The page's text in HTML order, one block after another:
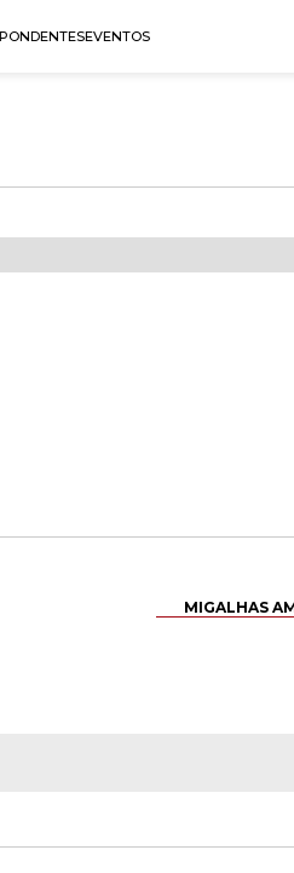
EVENTOS
MIGALHAS